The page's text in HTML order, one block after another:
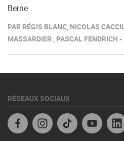
Berne
PAR RÉGIS BLANC, NICOLAS
MASSARDIER , PASCAL FENDRICH
RÉSEAUX SOCIAUX
FacebookInstagramTikTok